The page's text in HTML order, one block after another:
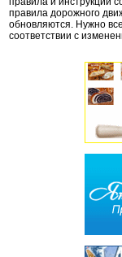
правила дорожного
обновляются. Нужно
соответствии с